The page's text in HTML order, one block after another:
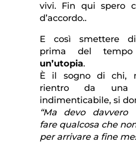
vivi. Fin qui spero
d’accordo..
E così smettere
prima del
un’utopia.
È il sogno di chi,
rientro da una
indimenticabile, si
“Ma devo davvero
fare qualcosa che
per arrivare a fine